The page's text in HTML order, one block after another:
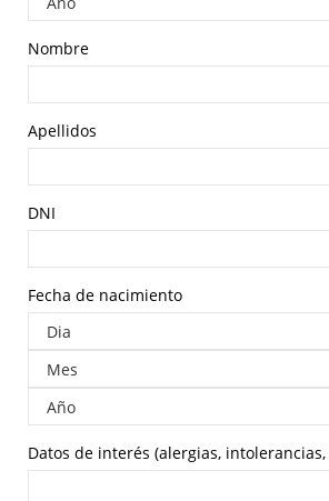
Nombre
Apellidos
DNI
Fecha de nacimiento
Datos de interés (alergias,